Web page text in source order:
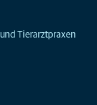
Tierarztpraxen